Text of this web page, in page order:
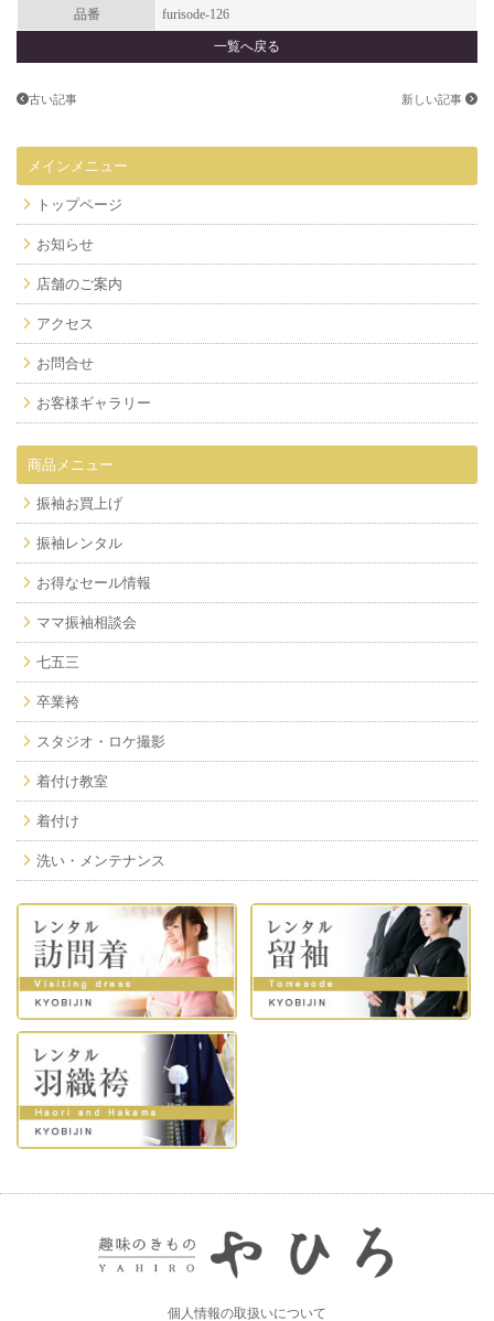
品番 furisode-126
一覧へ戻る
古い記事 新しい記事
メインメニュー
トップページ
お知らせ
店舗のご案内
アクセス
お問合せ
お客様ギャラリー
商品メニュー
振袖お買上げ
振袖レンタル
お得なセール情報
ママ振袖相談会
七五三
卒業袴
スタジオ・ロケ撮影
着付け教室
着付け
洗い・メンテナンス
個人情報の取扱いについて